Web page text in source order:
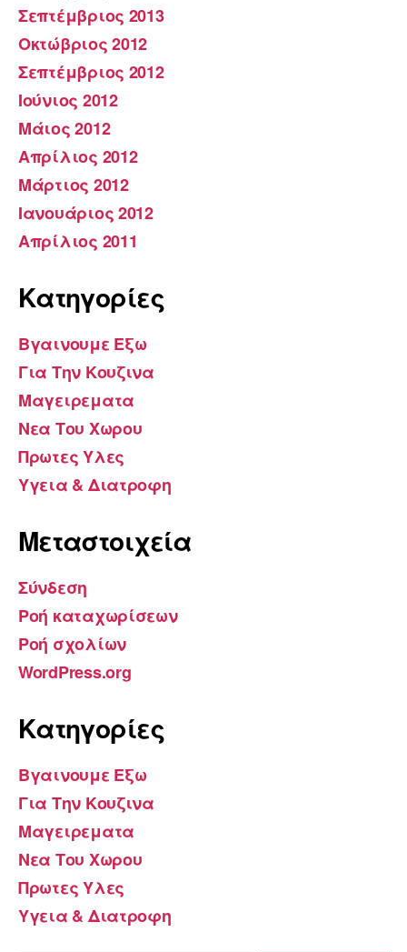
Σεπτέμβριος 2013
Οκτώβριος 2012
Σεπτέμβριος 2012
Ιούνιος 2012
Μάιος 2012
Απρίλιος 2012
Μάρτιος 2012
Ιανουάριος 2012
Απρίλιος 2011
Kατηγορίες
Βγαινουμε Εξω
Για Την Κουζινα
Μαγειρεματα
Νεα Του Χωρου
Πρωτες Υλες
Υγεια & Διατροφη
Μεταστοιχεία
Σύνδεση
Ροή καταχωρίσεων
Ροή σχολίων
WordPress.org
Kατηγορίες
Βγαινουμε Εξω
Για Την Κουζινα
Μαγειρεματα
Νεα Του Χωρου
Πρωτες Υλες
Υγεια & Διατροφη